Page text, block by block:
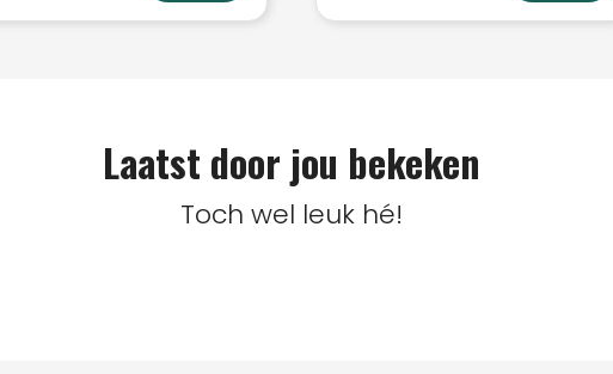
Laatst door jou bekeken
Toch wel leuk hé!